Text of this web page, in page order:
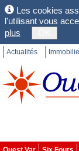
Les cookies
l'utilisant vous
plus
Actualités